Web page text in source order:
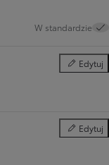
W standardzie
Edytuj
Pakiety i
Edytuj
Opcje